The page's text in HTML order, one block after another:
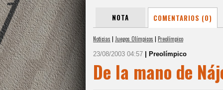
NOTA COMENTARIOS (0)
Noticias | Juegos Olímpicos | Preolímpico
23/08/2003 04:57 | Preolímpico
De la mano de